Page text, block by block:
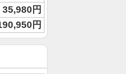
35,980円
円